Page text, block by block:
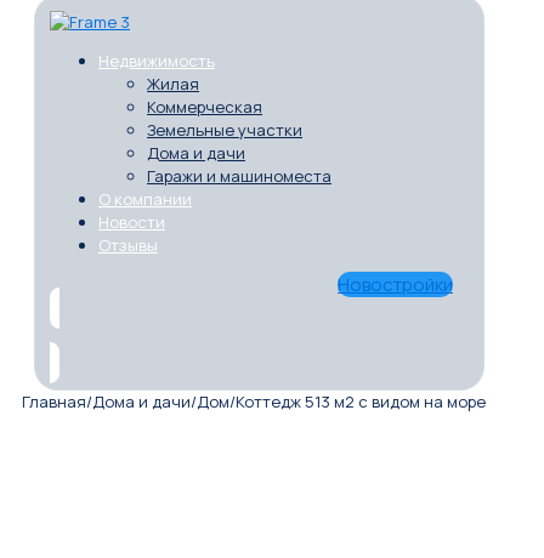
Недвижимость
Жилая
Коммерческая
Земельные участки
Дома и дачи
Гаражи и машиноместа
О компании
Новости
Отзывы
Новостройки
Главная/Дома и дачи/Дом/Коттедж 513 м2 с видом на море